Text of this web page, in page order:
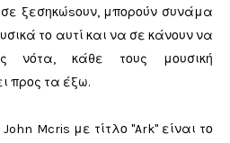
ξεσηκώsουν, μπορούν συνάμα
το αυτί και να σε κάνουν να
νότα, κάθε τους μουσική
προς τα έξω.
Mcris με τίτλο "Ark" είναι το